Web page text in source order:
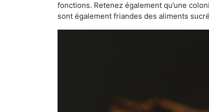
fonctions. Retenez également qu’une
sont également friandes des aliments